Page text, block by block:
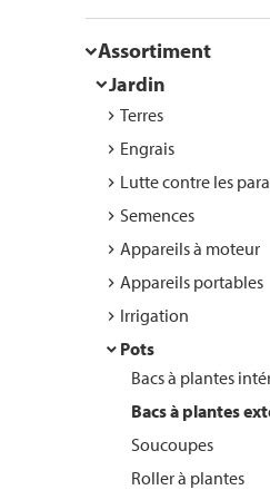
Assortiment
Jardin
Terres
Engrais
Lutte contre les
Semences
Appareils à moteur
Appareils portables
Irrigation
Pots
Bacs à plantes
Bacs à plantes
Soucoupes
Roller à plantes